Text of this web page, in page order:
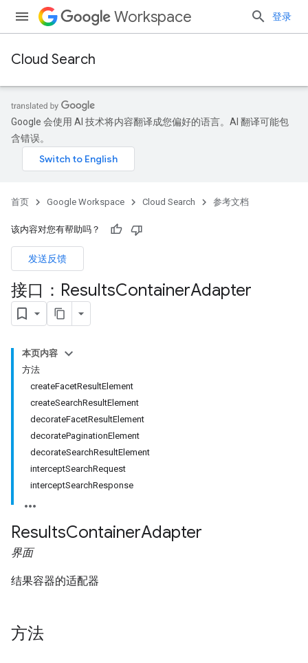
Workspace 登录
Cloud Search
Google 会使用 AI 技术将内容翻译成您偏好的语言。AI 翻译可能包
含错误。
首页 Google Workspace Cloud Search 参考文档
该内容对您有帮助吗？
发送反馈
接口：ResultsContainerAdapter
本页内容
方法
createFacetResultElement
createSearchResultElement
decorateFacetResultElement
decoratePaginationElement
decorateSearchResultElement
interceptSearchRequest
interceptSearchResponse
ResultsContainerAdapter
界面
结果容器的适配器
方法